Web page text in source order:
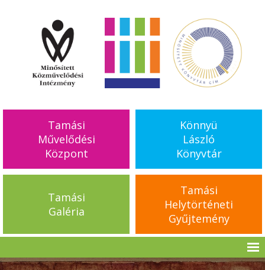
Tamási
Művelődési
Központ
Könnyü
László
Könyvtár
Tamási
Galéria
Tamási
Helytörténeti
Gyűjtemény